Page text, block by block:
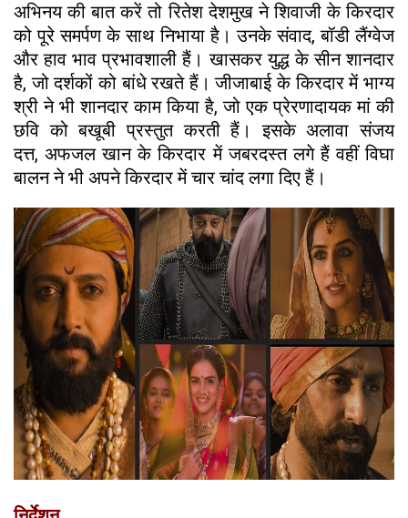
अभिनय की बात करें तो रितेश देशमुख ने शिवाजी के किरदार
को पूरे समर्पण के साथ निभाया है। उनके संवाद, बॉडी लैंग्वेज
और हाव भाव प्रभावशाली हैं। खासकर युद्ध के सीन शानदार
है, जो दर्शकों को बांधे रखते हैं। जीजाबाई के किरदार में भाग्य
श्री ने भी शानदार काम किया है, जो एक प्रेरणादायक मां की
छवि को बखूबी प्रस्तुत करती हैं। इसके अलावा संजय
दत्त, अफजल खान के किरदार में जबरदस्त लगे हैं वहीं विघा
बालन ने भी अपने किरदार में चार चांद लगा दिए हैं।